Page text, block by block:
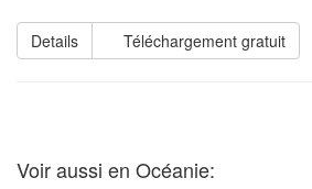
Details Téléchargement gratuit
Voir aussi en Océanie: